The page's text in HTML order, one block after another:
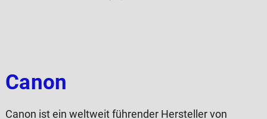
Canon
Canon ist ein weltweit führender Hersteller von